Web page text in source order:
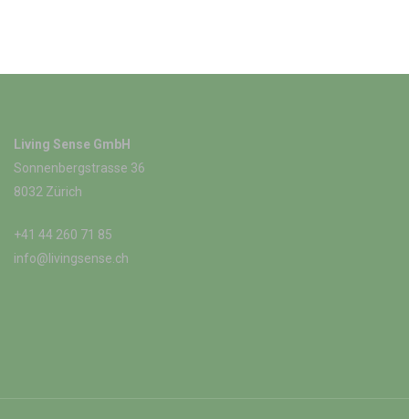
Living Sense GmbH
Sonnenbergstrasse 36
8032 Zürich
+41 44 260 71 85
info@livingsense.ch